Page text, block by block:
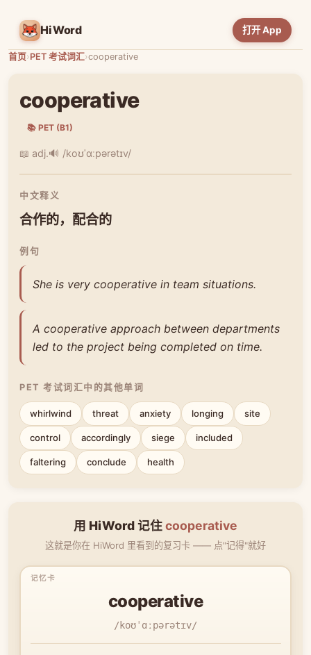
HiWord 打开 App
首页›PET 考试词汇›cooperative
cooperative
📚 PET (B1)
📖 adj.🔊 /koʊˈɑːpərətɪv/
中文释义
合作的，配合的
例句
She is very cooperative in team situations.
A cooperative approach between departments
led to the project being completed on time.
PET 考试词汇中的其他单词
whirlwind threat anxiety longing site
control accordingly siege included
faltering conclude health
用 HiWord 记住cooperative
这就是你在 HiWord 里看到的复习卡 —— 点"记得"就好
cooperative
/koʊˈɑːpərətɪv/